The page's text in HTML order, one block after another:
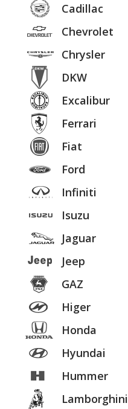
Cadillac
Chevrolet
Chrysler
DKW
Excalibur
Ferrari
Fiat
Ford
Infiniti
Isuzu
Jaguar
Jeep
GAZ
Higer
Honda
Hyundai
Hummer
Lamborghini